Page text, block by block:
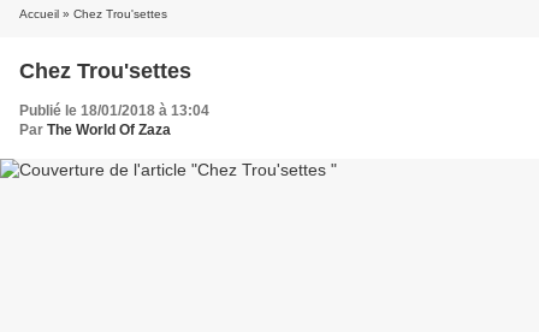
Accueil » Chez Trou'settes
Chez Trou'settes
Publié le 18/01/2018 à 13:04
Par The World Of Zaza